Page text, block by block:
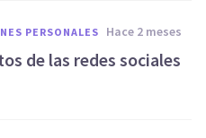
PERSONALES hace 2 meses
de las redes sociales